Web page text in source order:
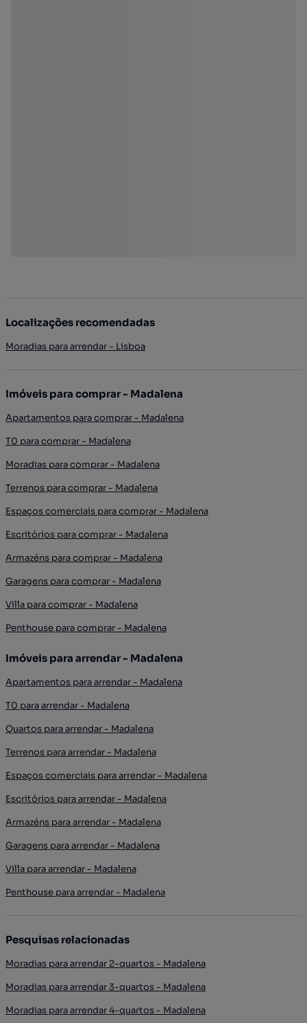
Localizações recomendadas
Moradias para arrendar - Lisboa
Imóveis para comprar - Madalena
Apartamentos para comprar - Madalena
T0 para comprar - Madalena
Moradias para comprar - Madalena
Terrenos para comprar - Madalena
Espaços comerciais para comprar - Madalena
Escritórios para comprar - Madalena
Armazéns para comprar - Madalena
Garagens para comprar - Madalena
Villa para comprar - Madalena
Penthouse para comprar - Madalena
Imóveis para arrendar - Madalena
Apartamentos para arrendar - Madalena
T0 para arrendar - Madalena
Quartos para arrendar - Madalena
Terrenos para arrendar - Madalena
Espaços comerciais para arrendar - Madalena
Escritórios para arrendar - Madalena
Armazéns para arrendar - Madalena
Garagens para arrendar - Madalena
Villa para arrendar - Madalena
Penthouse para arrendar - Madalena
Pesquisas relacionadas
Moradias para arrendar 2-quartos - Madalena
Moradias para arrendar 3-quartos - Madalena
Moradias para arrendar 4-quartos - Madalena